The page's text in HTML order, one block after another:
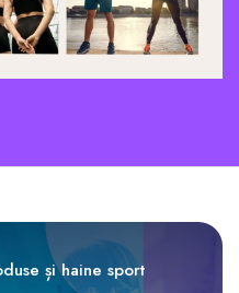
și haine sport